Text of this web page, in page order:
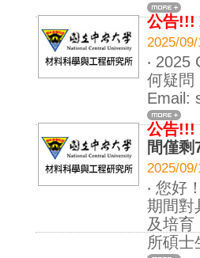
公告!!!
2025/
‧
何疑問
Email:
公告!!!
間僅
2025/
‧ 您好
期間對
及培育
所碩士